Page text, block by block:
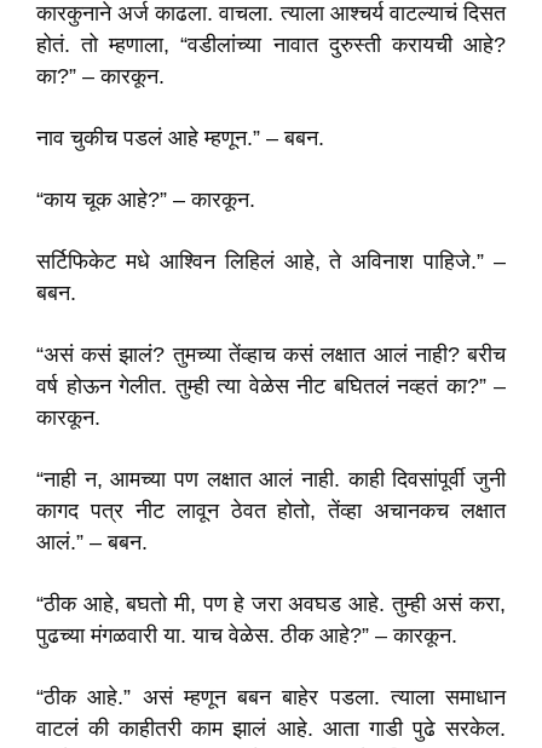
कारकुनाने अर्ज काढला. वाचला. त्याला आश्चर्य वाटल्याचं दिसत
होतं. तो म्हणाला, “वडीलांच्या नावात दुरुस्ती करायची आहे?
का?” – कारकून.
नाव चुकीच पडलं आहे म्हणून.” – बबन.
“काय चूक आहे?” – कारकून.
सर्टिफिकेट मधे आश्विन लिहिलं आहे, ते अविनाश पाहिजे.” –
बबन.
“असं कसं झालं? तुमच्या तेंव्हाच कसं लक्षात आलं नाही? बरीच
वर्ष होऊन गेलीत. तुम्ही त्या वेळेस नीट बघितलं नव्हतं का?” –
कारकून.
“नाही न, आमच्या पण लक्षात आलं नाही. काही दिवसांपूर्वी जुनी
कागद पत्र नीट लावून ठेवत होतो, तेंव्हा अचानकच लक्षात
आलं.” – बबन.
“ठीक आहे, बघतो मी, पण हे जरा अवघड आहे. तुम्ही असं करा,
पुढच्या मंगळवारी या. याच वेळेस. ठीक आहे?” – कारकून.
“ठीक आहे.” असं म्हणून बबन बाहेर पडला. त्याला समाधान
वाटलं की काहीतरी काम झालं आहे. आता गाडी पुढे सरकेल.